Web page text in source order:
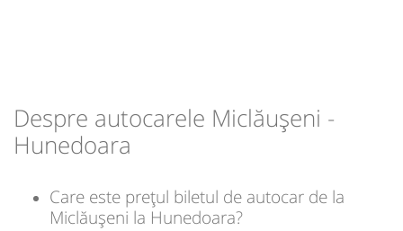
17:59 Hunedoara Autogara Interservice SRL
Despre autocarele Miclăușeni -
Hunedoara
Care este prețul biletul de autocar de la
Miclăușeni la Hunedoara?